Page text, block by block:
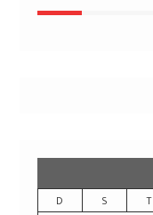
D S T